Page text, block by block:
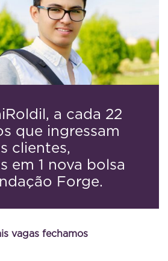
a cada 22
que ingressam
clientes,
em 1 nova bolsa
Forge.
vagas fechamos